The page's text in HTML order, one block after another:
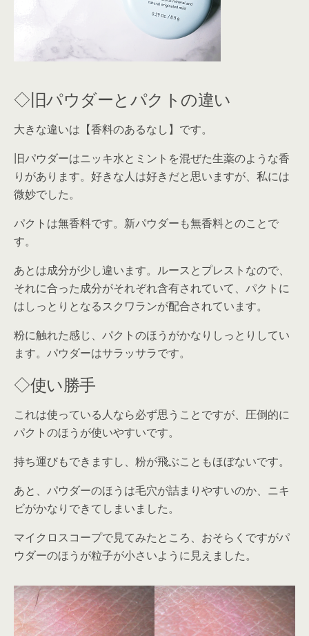
◇旧パウダーとパクトの違い
大きな違いは【香料のあるなし】です。
旧パウダーはニッキ水とミントを混ぜた生薬のような香
りがあります。好きな人は好きだと思いますが、私には
微妙でした。
パクトは無香料です。新パウダーも無香料とのことで
す。
あとは成分が少し違います。ルースとプレストなので、
それに合った成分がそれぞれ含有されていて、パクトに
はしっとりとなるスクワランが配合されています。
粉に触れた感じ、パクトのほうがかなりしっとりしてい
ます。パウダーはサラッサラです。
◇使い勝手
これは使っている人なら必ず思うことですが、圧倒的に
パクトのほうが使いやすいです。
持ち運びもできますし、粉が飛ぶこともほぼないです。
あと、パウダーのほうは毛穴が詰まりやすいのか、ニキ
ビがかなりできてしまいました。
マイクロスコープで見てみたところ、おそらくですがパ
ウダーのほうが粒子が小さいように見えました。